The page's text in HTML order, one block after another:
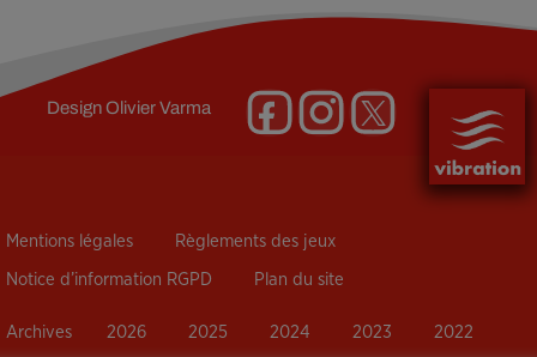
DesignOlivier Varma
Mentions légales Règlements des jeux
Notice d’information RGPD Plan du site
Archives 2026 2025 2024 2023 2022